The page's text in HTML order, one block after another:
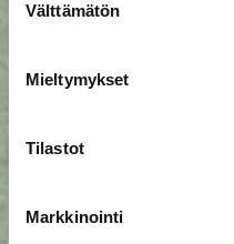
valinta
Välttämätön
Mieltymykset
Tilastot
Markkinointi